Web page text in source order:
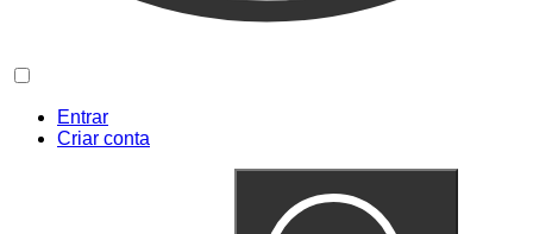
Entrar
Criar conta